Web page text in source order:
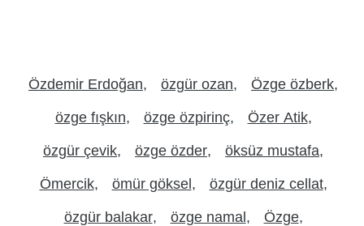
Özdemir Erdoğan özgür ozan Özge özberk
özge fışkın özge özpirinç Özer Atik
özgür çevik özge özder öksüz mustafa
Ömercik ömür göksel özgür deniz cellat
özgür balakar özge namal Özge